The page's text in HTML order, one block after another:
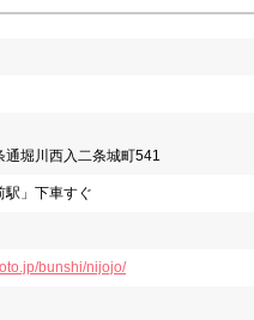
通堀川西入二条城町541
駅」下車すぐ
bunshi/nijojo/